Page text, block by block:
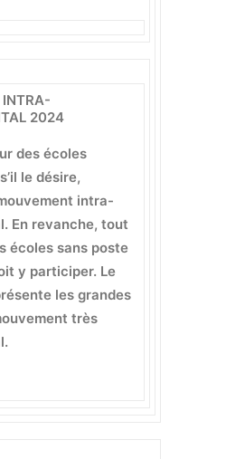
2024
des écoles
le désire,
intra-
En revanche, tout
écoles sans poste
y participer. Le
les grandes
très